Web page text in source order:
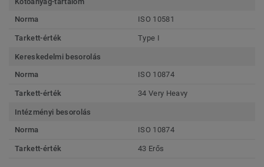
Norma
ISO 10581
Tarkett-érték Type I
Kereskedelmi besorolás
Norma
ISO 10874
Tarkett-érték 34 Very Heavy
Intézményi besorolás
Norma
ISO 10874
Tarkett-érték 43 Erős